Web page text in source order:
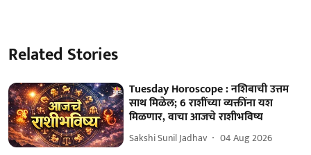
Related Stories
Tuesday Horoscope : नशिबाची उत्तम
साथ मिळेल; 6 राशींच्या व्यक्तींना यश
मिळणार, वाचा आजचे राशीभविष्य
Sakshi Sunil Jadhav 04 Aug 2026